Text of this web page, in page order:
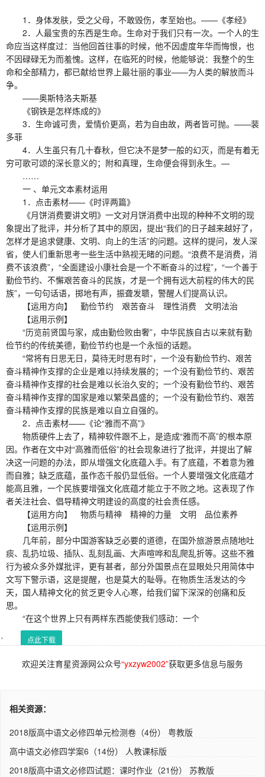
1．身体发肤，受之父母，不敢毁伤，孝至始也。——《孝经》
2．人最宝贵的东西是生命。生命对于我们只有一次。一个人的生
命应当这样度过：当他回首往事的时候，他不因虚度年华而悔恨，也
不因碌碌无为而羞愧。这样，在临死的时候，他能够说：我整个的生
命和全部精力，都已献给世界上最壮丽的事业——为人类的解放而斗
争。
——奥斯特洛夫斯基
《钢铁是怎样炼成的》
3．生命诚可贵，爱情价更高，若为自由故，两者皆可抛。——裴
多菲
4．人生虽只有几十春秋，但它决不是梦一般的幻灭，而是有着无
穷可歌可颂的深长意义的；附和真理，生命便会得到永生。—
……
一 、单元文本素材运用
1．点击素材——《时评两篇》
《月饼消费要讲文明》一文对月饼消费中出现的种种不文明的现
象提出了批评，并分析了其中的原因，提出“我们的日子越来越好了，
怎样才是追求健康、文明、向上的生活”的问题。这样的提问，发人深
省，使人们重新思考一些生活中熟视无睹的问题。“浪费不是消费，消
费不该浪费”，“全面建设小康社会是一个不断奋斗的过程”，“一个善于
勤俭节约、不懈艰苦奋斗的民族，才是一个拥有远大前程的伟大的民
族”，一句句话语，掷地有声，振聋发聩，警醒人们提高认识。
【运用方向】 勤俭节约 艰苦奋斗 理性消费 文明法治
【运用示例】
“历览前贤国与家，成由勤俭败由奢”，中华民族自古以来就有勤
俭节约的传统美德，勤俭节约也是一个永恒的话题。
“常将有日思无日，莫待无时思有时”，一个没有勤俭节约、艰苦
奋斗精神作支撑的企业是难以持续发展的；一个没有勤俭节约、艰苦
奋斗精神作支撑的社会是难以长治久安的；一个没有勤俭节约、艰苦
奋斗精神作支撑的国家是难以繁荣昌盛的；一个没有勤俭节约、艰苦
奋斗精神作支撑的民族是难以自立自强的。
2．点击素材——《论“雅而不高”》
物质硬件上去了，精神软件跟不上，是造成“雅而不高”的根本原
因。作者在文中对“高雅而低俗”的社会现象进行了批评，并提出了解
决这一问题的办法，即从增强文化底蕴入手。有了底蕴，不着意为雅
而自雅；缺乏底蕴，虽作态千般仍显低俗。一个人要增强文化底蕴才
能高且雅，一个民族要增强文化底蕴才能立于不败之地。这表现了作
者关注社会、倡导精神文明建设的高度的社会责任感。
【运用方向】 物质与精神 精神的力量 文明 品位素养
【运用示例】
几年前，部分中国游客缺乏必要的道德，在国外旅游景点随地吐
痰、乱扔垃圾、插队、乱刻乱画、大声喧哗和乱爬乱折等。这些不雅
行为被众多外媒批评，更有甚者，部分外国景点在显眼处只用简体中
文写下警示语，这是提醒，也是莫大的耻辱。在物质生活发达的今
天，国人精神文化的贫乏更令人心寒，给我们留下深深的创痛和反
思。
“在这个世界上只有两样东西能使我们感动：一个
点此下载
欢迎关注育星资源网公众号“yxzyw2002”获取更多信息与服务
相关资源：
2018版高中语文必修四单元检测卷（4份） 粤教版
高中语文必修四学案6（14份） 人教课标版
2018版高中语文必修四试题：课时作业（21份） 苏教版